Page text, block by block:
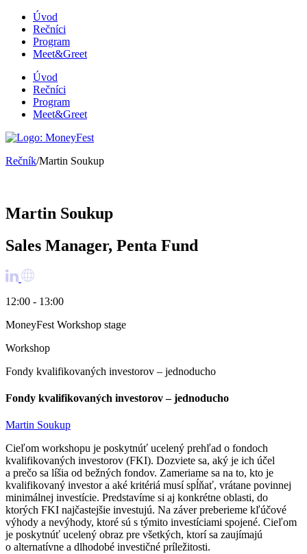
Úvod
Rečníci
Program
Meet&Greet
Úvod
Rečníci
Program
Meet&Greet
Rečník/Martin Soukup
Martin Soukup
Sales Manager, Penta Fund
12:00 - 13:00
MoneyFest Workshop stage
Workshop
Fondy kvalifikovaných investorov – jednoducho
Fondy kvalifikovaných investorov – jednoducho
Martin Soukup
Cieľom workshopu je poskytnúť ucelený prehľad o fondoch
kvalifikovaných investorov (FKI). Dozviete sa, aký je ich účel
a prečo sa líšia od bežných fondov. Zameriame sa na to, kto je
kvalifikovaný investor a aké kritériá musí spĺňať, vrátane povinnej
minimálnej investície. Predstavíme si aj konkrétne oblasti, do
ktorých FKI najčastejšie investujú. Na záver preberieme kľúčové
výhody a nevýhody, ktoré sú s týmito investíciami spojené. Cieľom
je poskytnúť ucelený obraz pre všetkých, ktorí sa zaujímajú
o alternatívne a dlhodobé investičné príležitosti.